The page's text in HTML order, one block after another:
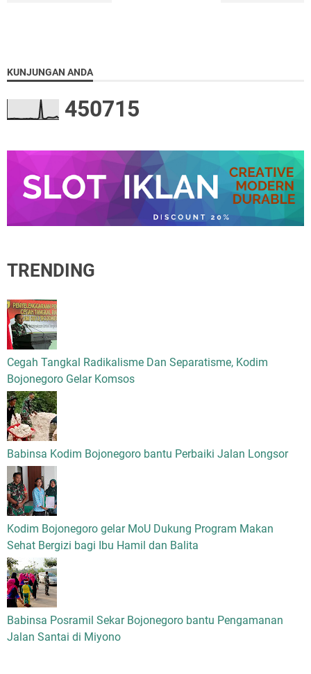
KUNJUNGAN ANDA
450715
TRENDING
Cegah Tangkal Radikalisme Dan Separatisme, Kodim
Bojonegoro Gelar Komsos
Babinsa Kodim Bojonegoro bantu Perbaiki Jalan Longsor
Kodim Bojonegoro gelar MoU Dukung Program Makan
Sehat Bergizi bagi Ibu Hamil dan Balita
Babinsa Posramil Sekar Bojonegoro bantu Pengamanan
Jalan Santai di Miyono